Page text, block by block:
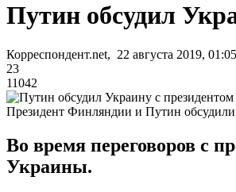
Путин обсудил
Корреспондент.net, 22 августа 2019, 01:05
23
11042
Президент Финляндии и Путин
Во время переговоров с
Украины.